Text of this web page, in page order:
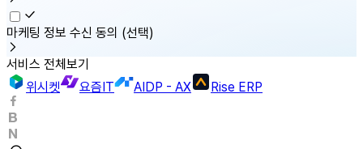
마케팅 정보 수신 동의 (선택)
서비스 전체보기
위시켓
요즘IT AIDP - AX Rise ERP